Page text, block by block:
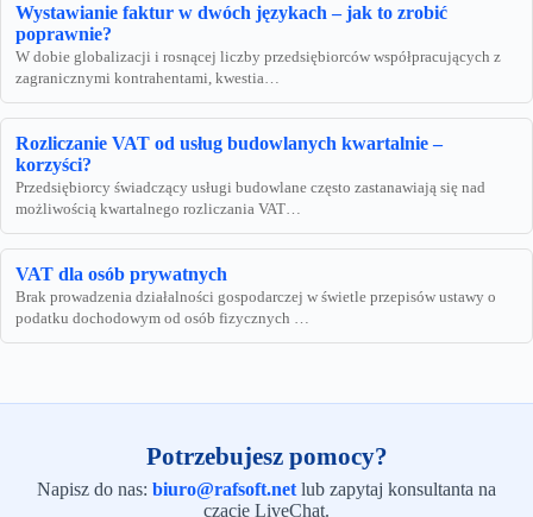
Wystawianie faktur w dwóch językach – jak to zrobić
poprawnie?
W dobie globalizacji i rosnącej liczby przedsiębiorców współpracujących z
zagranicznymi kontrahentami, kwestia…
Rozliczanie VAT od usług budowlanych kwartalnie –
korzyści?
Przedsiębiorcy świadczący usługi budowlane często zastanawiają się nad
możliwością kwartalnego rozliczania VAT…
VAT dla osób prywatnych
Brak prowadzenia działalności gospodarczej w świetle przepisów ustawy o
podatku dochodowym od osób fizycznych …
Potrzebujesz pomocy?
Napisz do nas: biuro@rafsoft.net lub zapytaj konsultanta na
czacie LiveChat.